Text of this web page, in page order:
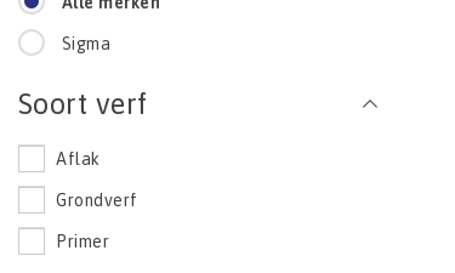
Sigma
Soort verf
Aflak
Grondverf
Primer